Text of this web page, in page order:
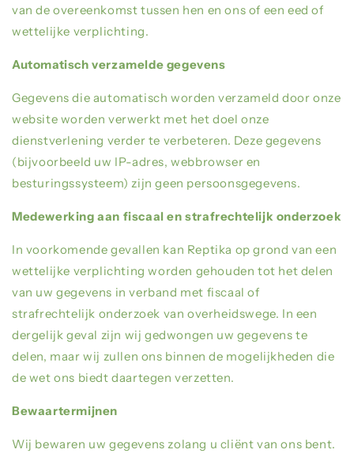
van de overeenkomst tussen hen en ons of een eed of
wettelijke verplichting.
Automatisch verzamelde gegevens
Gegevens die automatisch worden verzameld door onze
website worden verwerkt met het doel onze
dienstverlening verder te verbeteren. Deze gegevens
(bijvoorbeeld uw IP-adres, webbrowser en
besturingssysteem) zijn geen persoonsgegevens.
Medewerking aan fiscaal en strafrechtelijk onderzoek
In voorkomende gevallen kan Reptika op grond van een
wettelijke verplichting worden gehouden tot het delen
van uw gegevens in verband met fiscaal of
strafrechtelijk onderzoek van overheidswege. In een
dergelijk geval zijn wij gedwongen uw gegevens te
delen, maar wij zullen ons binnen de mogelijkheden die
de wet ons biedt daartegen verzetten.
Bewaartermijnen
Wij bewaren uw gegevens zolang u cliënt van ons bent.